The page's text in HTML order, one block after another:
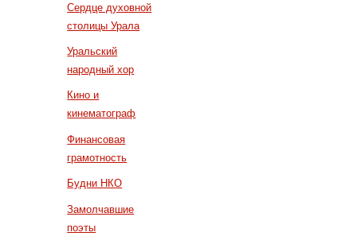
Сердце духовной
столицы Урала
Уральский
народный хор
Кино и
кинематограф
Финансовая
грамотность
Будни НКО
Замолчавшие
поэты